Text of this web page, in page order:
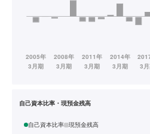
自己資本比率・現預金残高
自己資本比率 現預金残高